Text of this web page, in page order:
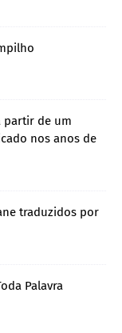
partir de um
nos anos de
traduzidos por
Palavra